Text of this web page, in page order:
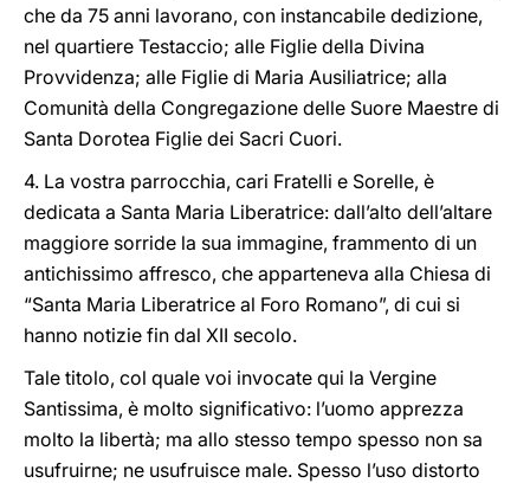
che da 75 anni lavorano, con instancabile dedizione,
nel quartiere Testaccio; alle Figlie della Divina
Provvidenza; alle Figlie di Maria Ausiliatrice; alla
Comunità della Congregazione delle Suore Maestre di
Santa Dorotea Figlie dei Sacri Cuori.
4. La vostra parrocchia, cari Fratelli e Sorelle, è
dedicata a Santa Maria Liberatrice: dall’alto dell’altare
maggiore sorride la sua immagine, frammento di un
antichissimo affresco, che apparteneva alla Chiesa di
“Santa Maria Liberatrice al Foro Romano”, di cui si
hanno notizie fin dal XII secolo.
Tale titolo, col quale voi invocate qui la Vergine
Santissima, è molto significativo: l’uomo apprezza
molto la libertà; ma allo stesso tempo spesso non sa
usufruirne; ne usufruisce male. Spesso l’uso distorto